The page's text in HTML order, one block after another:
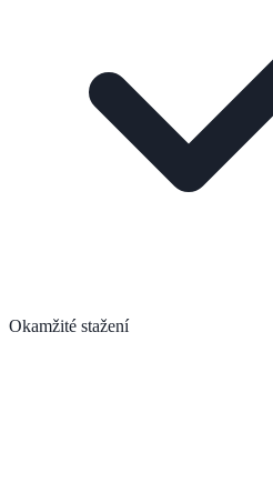
Okamžité stažení